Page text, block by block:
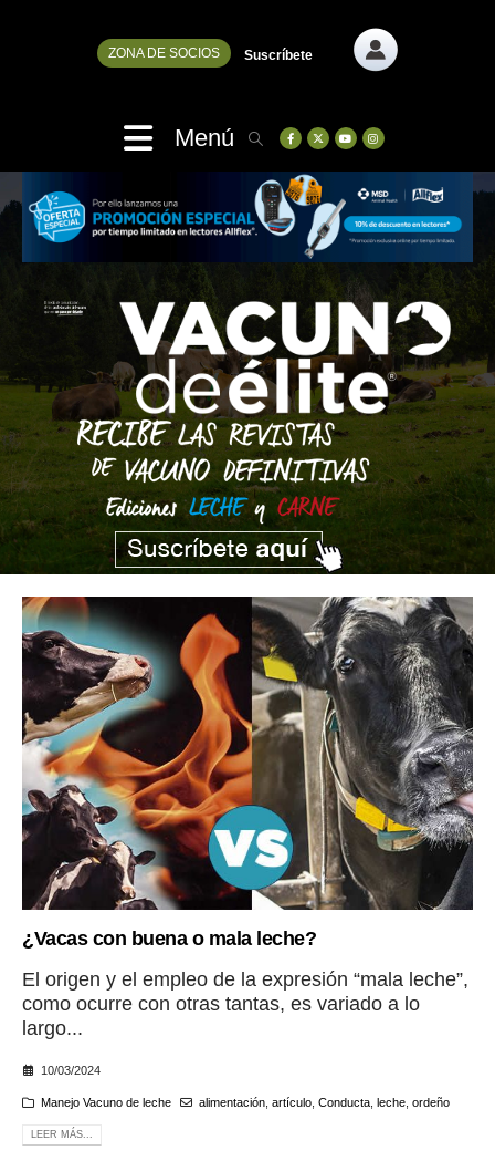
ZONA DE SOCIOS Suscríbete
Menú
¿Vacas con buena o mala leche?
El origen y el empleo de la expresión “mala leche”,
como ocurre con otras tantas, es variado a lo
largo...
10/03/2024
Manejo Vacuno de leche alimentación, artículo, Conducta, leche, ordeño
LEER MÁS...